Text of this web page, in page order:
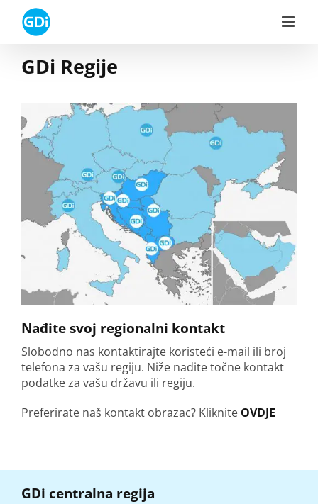
content
GDi Regije
Nađite svoj regionalni kontakt
Slobodno nas kontaktirajte koristeći e-mail ili broj
telefona za vašu regiju. Niže nađite točne kontakt
podatke za vašu državu ili regiju.
Preferirate naš kontakt obrazac? Kliknite OVDJE
GDi centralna regija